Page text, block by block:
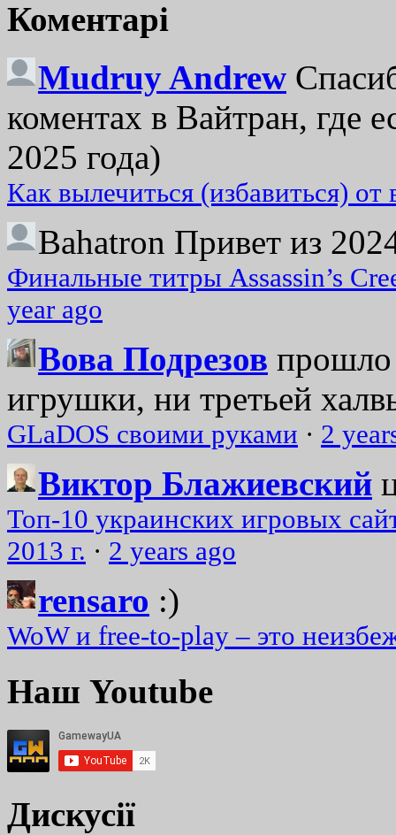
Коментарі
Mudruy Andrew
коментах в Вайтран, где
2025 года)
Как вылечиться (избавиться)
Bahatron Привет из
Финальные титры Assassin’s
year ago
Вова Подрезов прошло
игрушки, ни третьей
GLaDOS своими руками · 2
Виктор Блажиевский
Топ-10 украинских игровых
2013 г. · 2 years ago
rensaro :)
WoW и free-to-play – это
Наш Youtube
Дискусії